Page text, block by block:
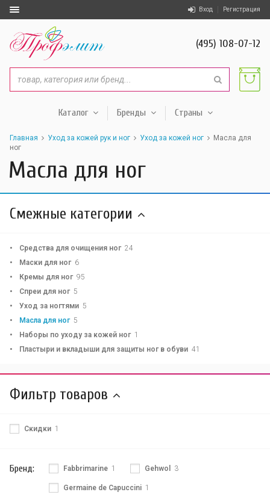
Вход Регистрация
(495) 108-07-12
Каталог Бренды Страны
Главная Уход за кожей рук и ног Уход за кожей ног
Масла для
ног
Масла для ног
Смежные категории
Средства для очищения ног 24
Маски для ног 6
Кремы для ног 95
Спреи для ног 5
Уход за ногтями 5
Масла для ног 5
Наборы по уходу за кожей ног 1
Пластыри и вкладыши для защиты ног в обуви 41
Фильтр товаров
Скидки 1
Бренд: Fabbrimarine 1 Gehwol 3
Germaine de Capuccini 1